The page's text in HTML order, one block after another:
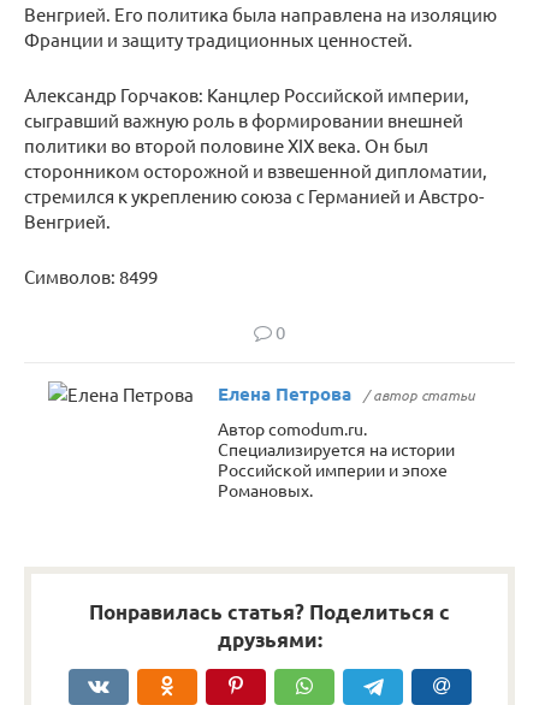
Венгрией. Его политика была направлена на изоляцию
Франции и защиту традиционных ценностей.
Александр Горчаков: Канцлер Российской империи,
сыгравший важную роль в формировании внешней
политики во второй половине XIX века. Он был
сторонником осторожной и взвешенной дипломатии,
стремился к укреплению союза с Германией и Австро-
Венгрией.
Символов: 8499
0
Елена Петрова / автор статьи
Автор comodum.ru.
Специализируется на истории
Российской империи и эпохе
Романовых.
Понравилась статья? Поделиться с
друзьями: